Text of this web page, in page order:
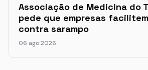
Associação de Medicina do
pede que empresas
contra sarampo
06 ago 2026